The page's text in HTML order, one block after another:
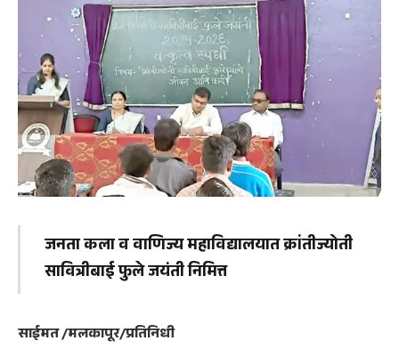
जनता कला व वाणिज्य महाविद्यालयात क्रांतीज्योती
सावित्रीबाई फुले जयंती निमित्त
साईमत /मलकापूर/प्रतिनिधी